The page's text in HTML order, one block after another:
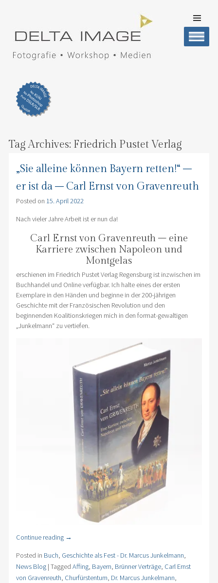
CONTENT
Tag Archives: Friedrich Pustet Verlag
„Sie alleine können Bayern retten!“ –
er ist da – Carl Ernst von Gravenreuth
Posted on 15. April 2022
Nach vieler Jahre Arbeit ist er nun da!
Carl Ernst von Gravenreuth – eine
Karriere zwischen Napoleon und
Montgelas
erschienen im Friedrich Pustet Verlag Regensburg ist inzwischen im
Buchhandel und Online verfügbar. Ich halte eines der ersten
Exemplare in den Händen und beginne in der 200-jährigen
Geschichte mit der Französischen Revolution und den
beginnenden Koalitionskriegen mich in den format-gewaltigen
„Junkelmann“ zu vertiefen.
Continue reading →
Posted in Buch Geschichte als Fest - Dr. Marcus Junkelmann
News Blog | Tagged Affing, Bayern Brünner Verträge, Carl Ernst
von Gravenreuth Churfürstentum Dr. Marcus Junkelmann